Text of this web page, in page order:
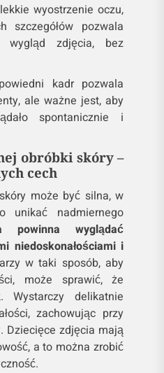
wyostrzenie oczu,
szczegółów pozwala
wygląd zdjęcia, bez
kadr pozwala
ale ważne jest, aby
spontanicznie i
obróbki skóry –
cech
może być silna, w
unikać nadmiernego
powinna wyglądać
niedoskonałościami i
w taki sposób, aby
może sprawić, że
delikatnie
zachowując przy
Dziecięce zdjęcia mają
a to można zrobić